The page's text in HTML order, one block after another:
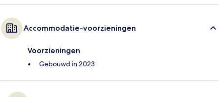
Accommodatie-voorzieningen
Voorzieningen
Gebouwd in 2023